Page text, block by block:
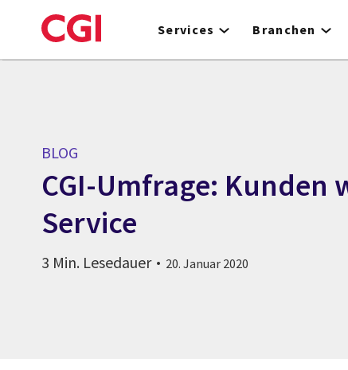
to
Services Branchen
BLOG
CGI-Umfrage: Kunden
Service
3 Min. Lesedauer 20. Januar 2020